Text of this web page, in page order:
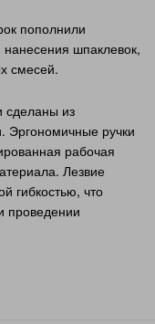
пополнили
шпаклевок,
смесей.
сделаны из
Эргономичные ручки
рабочая
Лезвие
гибкостью, что
проведении